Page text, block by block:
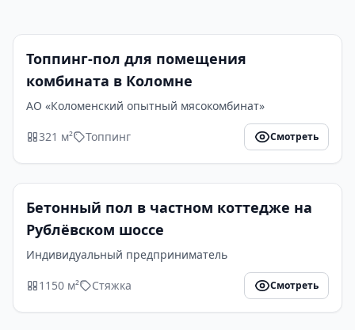
Топпинг-пол для помещения
комбината в Коломне
АО «Коломенский опытный мясокомбинат»
321 м² Топпинг Смотреть
Бетонный пол в частном коттедже на
Рублёвском шоссе
Индивидуальный предприниматель
1150 м² Стяжка Смотреть